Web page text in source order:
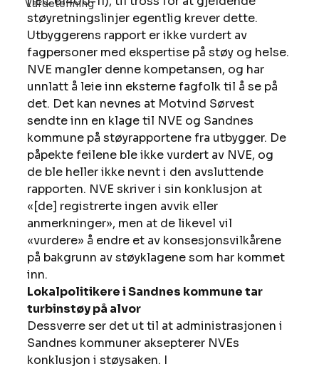
Vardetenning
støyretningslinjer egentlig krever dette.
Utbyggerens rapport er ikke vurdert av
fagpersoner med ekspertise på støy og helse.
NVE mangler denne kompetansen, og har
unnlatt å leie inn eksterne fagfolk til å se på
det. Det kan nevnes at Motvind Sørvest
sendte inn en klage til NVE og Sandnes
kommune på støyrapportene fra utbygger. De
påpekte feilene ble ikke vurdert av NVE, og
de ble heller ikke nevnt i den avsluttende
rapporten. NVE skriver i sin konklusjon at
«[de] registrerte ingen avvik eller
anmerkninger», men at de likevel vil
«vurdere» å endre et av konsesjonsvilkårene
på bakgrunn av støyklagene som har kommet
inn.
Lokalpolitikere i Sandnes kommune tar
turbinstøy på alvor
Dessverre ser det ut til at administrasjonen i
Sandnes kommuner aksepterer NVEs
konklusjon i støysaken. I